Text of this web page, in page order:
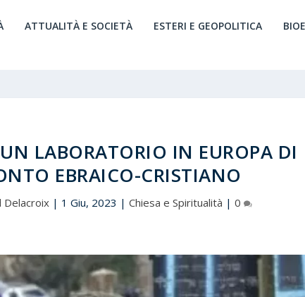
ATTUALITÀ E SOCIETÀ ESTERI E GEOPOLITICA
LABORATORIO IN EUROPA DI
EBRAICO-CRISTIANO
Delacroix | 1 Giu, 2023 | Chiesa e Spiritualità | 0